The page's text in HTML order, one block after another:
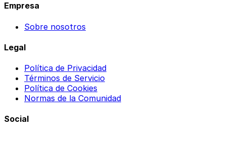
Empresa
Sobre nosotros
Legal
Política de Privacidad
Términos de Servicio
Política de Cookies
Normas de la Comunidad
Social